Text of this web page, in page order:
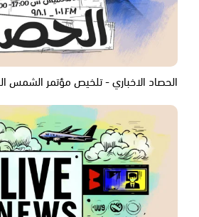
الحصاد الاخباري - تلخيص مؤتمر الشمس السنوي -